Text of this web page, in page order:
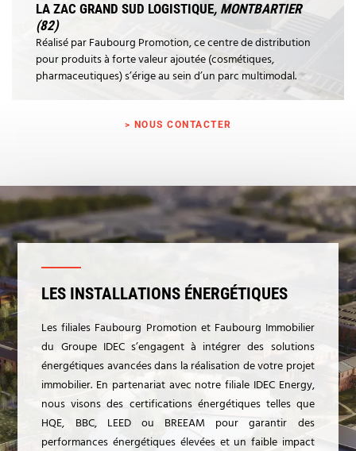
LA ZAC GRAND SUD LOGISTIQUE, MONTBARTIER
(82)
Réalisé par Faubourg Promotion, ce centre de distribution
pour produits à forte valeur ajoutée (cosmétiques,
pharmaceutiques) s’érige au sein d’un parc multimodal.
> NOUS CONTACTER
LES INSTALLATIONS ÉNERGÉTIQUES
Les filiales Faubourg Promotion et Faubourg Immobilier
du Groupe IDEC s’engagent à intégrer des solutions
énergétiques avancées dans la réalisation de votre projet
immobilier. En partenariat avec notre filiale IDEC Energy,
nous visons des certifications énergétiques telles que
HQE, BBC, LEED ou BREEAM pour garantir des
performances énergétiques élevées et un faible impact